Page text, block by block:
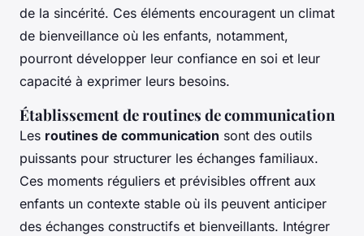
de la sincérité. Ces éléments encouragent un climat
de bienveillance où les enfants, notamment,
pourront développer leur confiance en soi et leur
capacité à exprimer leurs besoins.
Établissement de routines de communication
Les routines de communication sont des outils
puissants pour structurer les échanges familiaux.
Ces moments réguliers et prévisibles offrent aux
enfants un contexte stable où ils peuvent anticiper
des échanges constructifs et bienveillants. Intégrer